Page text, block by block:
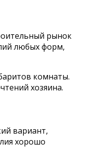
рынок
любых форм,
комнаты.
хозяина.
вариант,
хорошо